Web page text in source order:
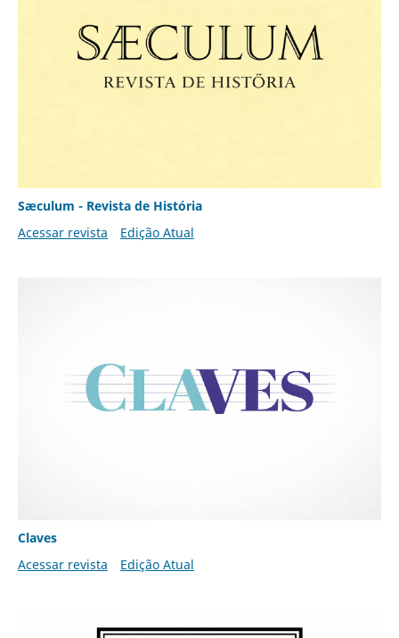
Sæculum - Revista de História
Acessar revista
Edição Atual
Claves
Acessar revista
Edição Atual